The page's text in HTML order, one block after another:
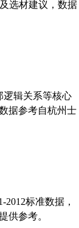
选材建议，数据
逻辑关系等核心
据参考自杭州士
标准数据，
供参考。